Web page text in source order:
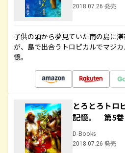
2018.07.26 発売
子供の頃から夢見ていた南の島に
が、島で出合うトロピカルでマジ
憶。
とろとろト
記憶。 第5巻
D-Books
2018.07.26 発売